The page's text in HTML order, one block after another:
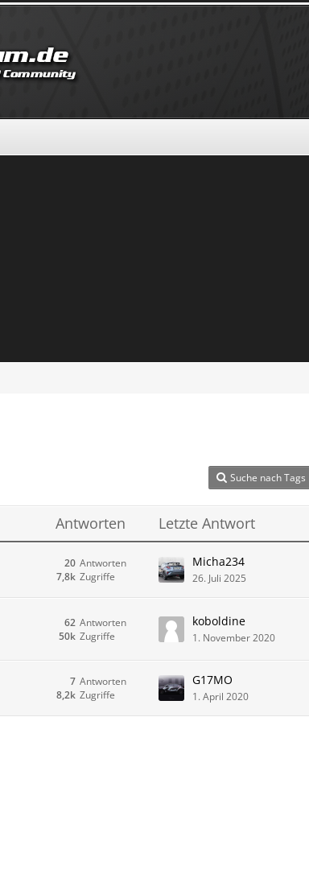
Suche nach Tags
Antworten Letzte Antwort
Antworten
20
Zugriffe
7,8k
Micha234
26. Juli 2025
Antworten
62
Zugriffe
50k
koboldine
1. November 2020
Antworten
7
Zugriffe
8,2k
G17MO
1. April 2020